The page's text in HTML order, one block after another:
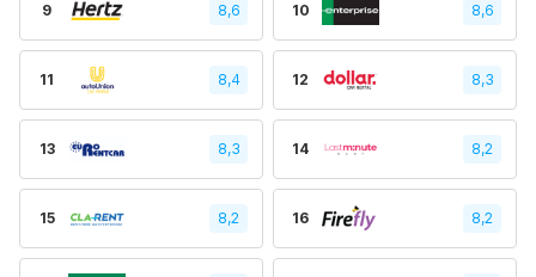
9 8,6 10 8,6
11 8,4 12 8,3
13 8,3 14 8,2
15 8,2 16 8,2